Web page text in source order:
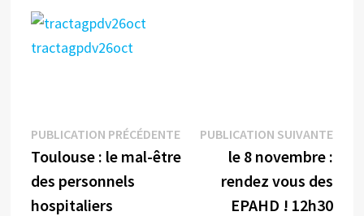
tractagpdv26oct
Navigation
de
l’article
PUBLICATION PRÉCÉDENTEPublication
précédente :
Toulouse : le mal-être
des personnels
hospitaliers
PUBLICATION SUIVANTE
le 8 novembre :
rendez vous des
EPAHD ! 12h30